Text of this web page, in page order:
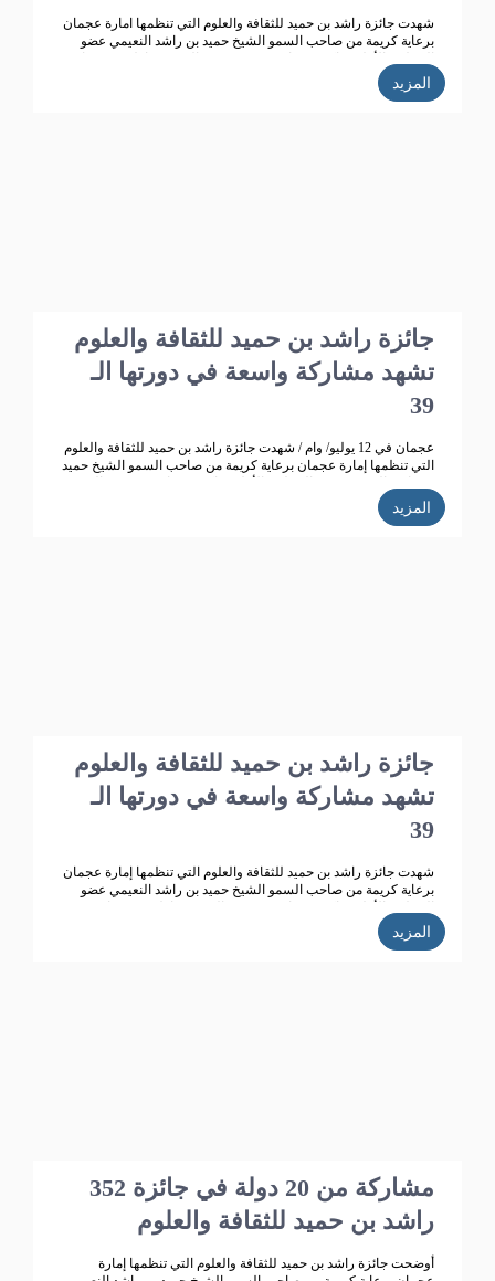
شهدت جائزة راشد بن حميد للثقافة والعلوم التي تنظمها امارة عجمان
برعاية كريمة من صاحب السمو الشيخ حميد بن راشد النعيمي عضو
بن صقر آل نهيان رئيسة جمعية أم المؤمنين ، تطوراً كبيراً وانتشاراً
المزيد
جائزة راشد بن حميد للثقافة والعلوم
تشهد مشاركة واسعة في دورتها الـ
39
عجمان في 12 يوليو/ وام / شهدت جائزة راشد بن حميد للثقافة والعلوم
التي تنظمها إمارة عجمان برعاية كريمة من صاحب السمو الشيخ حميد
فاطمة بنت زايد بن صقر آل نهيان رئيسة جمعية أم المؤمنين.. تطوراً
المزيد
جائزة راشد بن حميد للثقافة والعلوم
تشهد مشاركة واسعة في دورتها الـ
39
شهدت جائزة راشد بن حميد للثقافة والعلوم التي تنظمها إمارة عجمان
برعاية كريمة من صاحب السمو الشيخ حميد بن راشد النعيمي عضو
صقر آل نهيان رئيسة جمعية أم المؤمنين.. تطوراً كبيراً وانتشاراً واسعاً
المزيد
352 مشاركة من 20 دولة في جائزة
راشد بن حميد للثقافة والعلوم
أوضحت جائزة راشد بن حميد للثقافة والعلوم التي تنظمها إمارة